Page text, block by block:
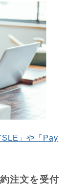
」や「Pay
注文を受付